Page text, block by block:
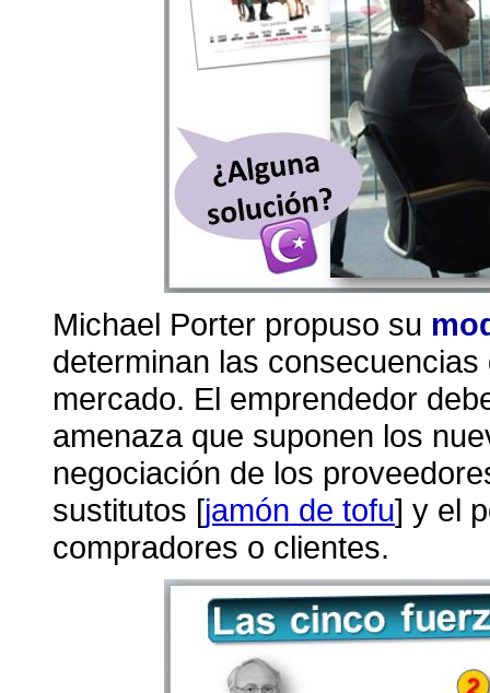
Michael Porter propuso su
determinan las
mercado. El emprendedor
amenaza que suponen los
negociación de los
sustitutos [jamón de tofu] y el
compradores o clientes.